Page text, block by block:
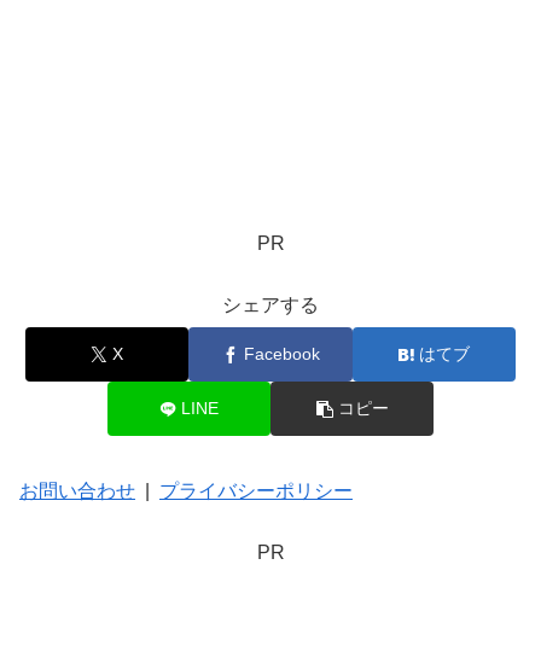
PR
シェアする
X Facebook はてブ
LINE コピー
お問い合わせ プライバシーポリシー
PR